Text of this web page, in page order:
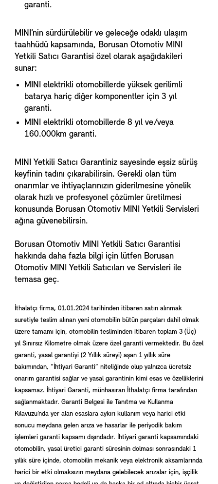
garanti.
MINI’nin sürdürülebilir ve geleceğe odaklı ulaşım
taahhüdü kapsamında, Borusan Otomotiv MINI
Yetkili Satıcı Garantisi özel olarak aşağıdakileri
sunar:
MINI elektrikli otomobillerde yüksek gerilimli
batarya hariç diğer komponentler için 3 yıl
garanti.
MINI elektrikli otomobillerde 8 yıl ve/veya
160.000km garanti.
MINI Yetkili Satıcı Garantiniz sayesinde eşsiz sürüş
keyfinin tadını çıkarabilirsin. Gerekli olan tüm
onarımlar ve ihtiyaçlarınızın giderilmesine yönelik
olarak hızlı ve profesyonel çözümler üretilmesi
konusunda Borusan Otomotiv MINI Yetkili Servisleri
ağına güvenebilirsin.
Borusan Otomotiv MINI Yetkili Satıcı Garantisi
hakkında daha fazla bilgi için lütfen Borusan
Otomotiv MINI Yetkili Satıcıları ve Servisleri ile
temasa geç.
İthalatçı firma, 01.01.2024 tarihinden itibaren satın alınmak
suretiyle teslim alınan yeni otomobilin bütün parçaları dahil olmak
üzere tamamı için, otomobilin tesliminden itibaren toplam 3 (Üç)
yıl Sınırsız Kilometre olmak üzere özel garanti vermektedir. Bu özel
garanti, yasal garantiyi (2 Yıllık süreyi) aşan 1 yıllık süre
bakımından, “İhtiyari Garanti” niteliğinde olup yalnızca ücretsiz
onarım garantisi sağlar ve yasal garantinin kimi esas ve özelliklerini
kapsamaz. İhtiyari Garanti, münhasıran İthalatçı firma tarafından
sağlanmaktadır. Garanti Belgesi ile Tanıtma ve Kullanma
Kılavuzu’nda yer alan esaslara aykırı kullanım veya harici etki
sonucu meydana gelen arıza ve hasarlar ile periyodik bakım
işlemleri garanti kapsamı dışındadır. İhtiyari garanti kapsamındaki
otomobilin, yasal üretici garanti süresinin dolması sonrasındaki 1
yıllık süre içinde, otomobilin mekanik veya elektronik aksamlarında
harici bir etki olmaksızın meydana gelebilecek arızalar için, işçilik